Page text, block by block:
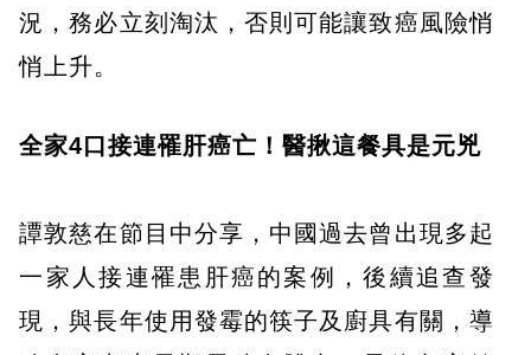
況，務必立刻淘汰，否則可能讓致癌風險悄
悄上升。
全家4口接連罹肝癌亡！醫揪這餐具是元兇
譚敦慈在節目中分享，中國過去曾出現多起
一家人接連罹患肝癌的案例，後續追查發
現，與長年使用發霉的筷子及廚具有關，導